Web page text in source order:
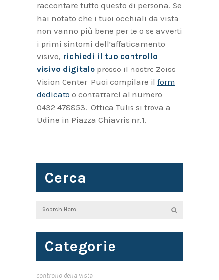
raccontare tutto questo di persona. Se
hai notato che i tuoi occhiali da vista
non vanno più bene per te o se avverti
i primi sintomi dell’affaticamento
visivo, richiedi il tuo controllo
visivo digitale presso il nostro Zeiss
Vision Center. Puoi compilare il form
dedicato o contattarci al numero
0432 478853. Ottica Tulis si trova a
Udine in Piazza Chiavris nr.1.
Cerca
Categorie
controllo della vista